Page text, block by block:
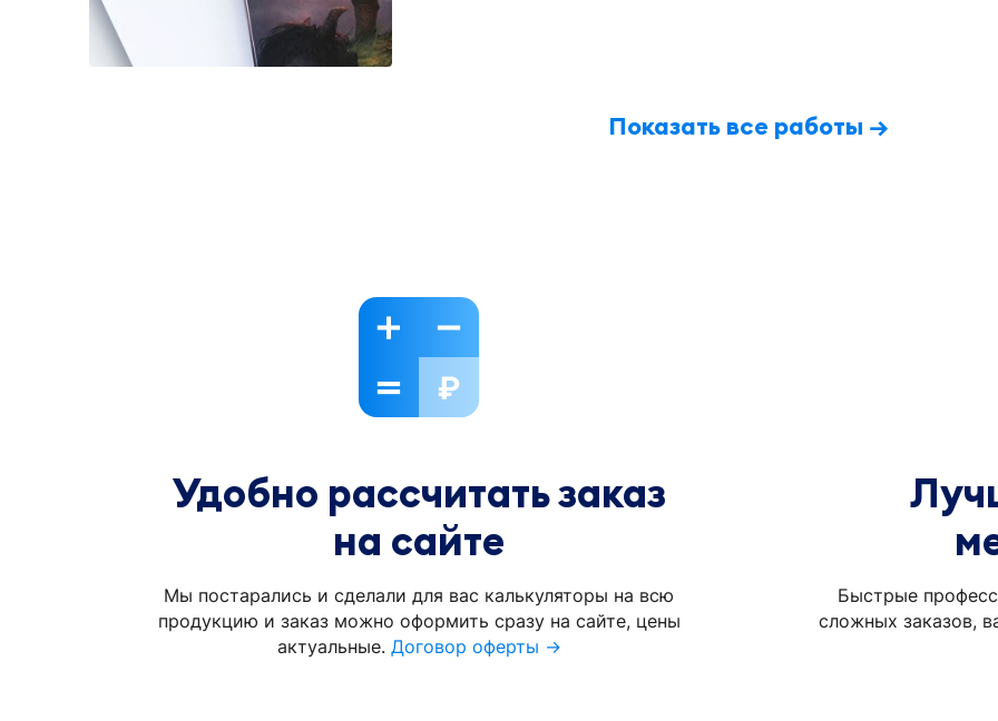
Показать все работы →
Удобно рассчитать заказ
на сайте
Мы постарались и сделали для вас калькуляторы на всю
продукцию и заказ можно оформить сразу на сайте, цены
актуальные. Договор оферты →
Быстрые
сложных заказов,